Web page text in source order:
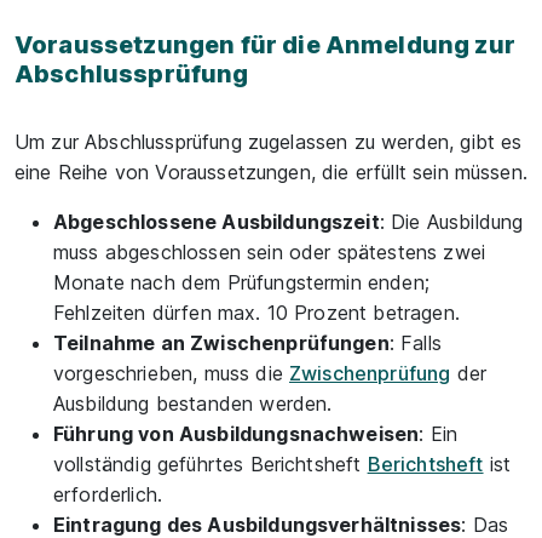
Voraussetzungen für die Anmeldung zur
Abschlussprüfung
Um zur Abschlussprüfung zugelassen zu werden, gibt es
eine Reihe von Voraussetzungen, die erfüllt sein müssen.
Abgeschlossene Ausbildungszeit: Die Ausbildung
muss abgeschlossen sein oder spätestens zwei
Monate nach dem Prüfungstermin enden;
Fehlzeiten dürfen max. 10 Prozent betragen.
Teilnahme an Zwischenprüfungen: Falls
vorgeschrieben, muss die Zwischenprüfung der
Ausbildung bestanden werden.
Führung von Ausbildungsnachweisen: Ein
vollständig geführtes Berichtsheft Berichtsheft ist
erforderlich.
Eintragung des Ausbildungsverhältnisses: Das